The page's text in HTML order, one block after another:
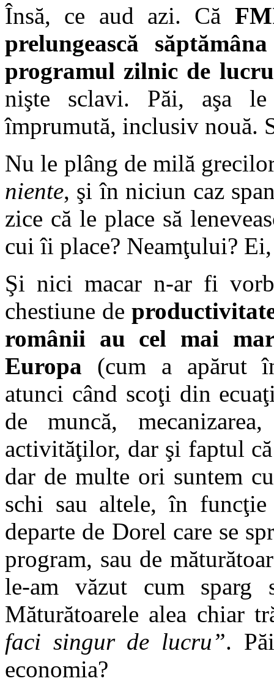
Însă, ce aud azi. Că
prelungească
programul zilnic de lucru
nişte sclavi. Păi, aşa
împrumută, inclusiv nouă.
Nu le plâng de milă
niente, şi în niciun caz
zice că le place să
cui îi place? Neamţului? Ei,
Şi nici macar n-ar fi
chestiune de
românii au cel mai
Europa (cum a apărut
atunci când scoţi din
de muncă,
activităţilor, dar şi faptul
dar de multe ori suntem
schi sau altele, în
departe de Dorel care se
program, sau de
le-am văzut cum sparg
Măturătoarele alea chiar
faci singur de lucru”.
economia?